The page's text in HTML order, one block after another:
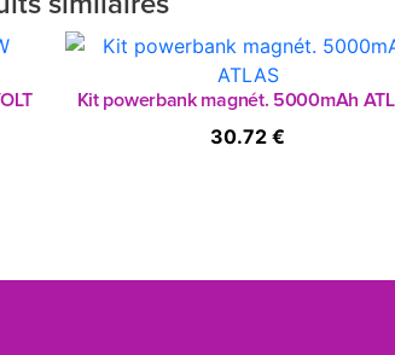
Kit powerbank magnét. 5000mAh
30.72 €